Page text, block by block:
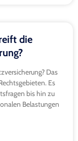
die
Das
Es
bis hin zu
Belastungen